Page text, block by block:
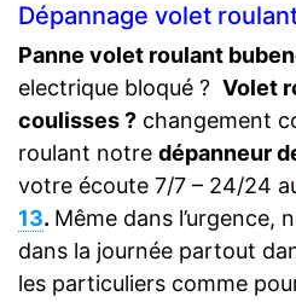
Dépannage volet
Panne volet roulant
electrique bloqué ? Volet
coulisses ? changement
roulant notre dépanneur
votre écoute 7/7 – 24/24
13. Même dans l’urgence,
dans la journée partout
les particuliers comme